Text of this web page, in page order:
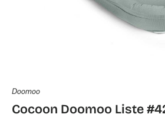
Doomoo
Cocoon Doomoo Liste